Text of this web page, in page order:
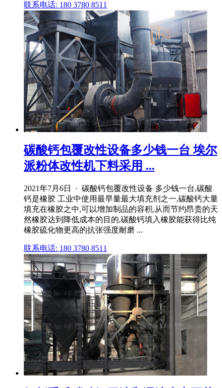
联系电话: 180 3780 8511
碳酸钙包覆改性设备多少钱一台 埃尔
派粉体改性机下料采用 ...
2021年7月6日 · 碳酸钙包覆改性设备 多少钱一台,碳酸
钙是橡胶 工业中使用最早量最大填充剂之一,碳酸钙大量
填充在橡胶之中,可以增加制品的容积,从而节约昂贵的天
然橡胶达到降低成本的目的,碳酸钙填入橡胶能获得比纯
橡胶硫化物更高的抗张强度耐磨 ...
联系电话: 180 3780 8511